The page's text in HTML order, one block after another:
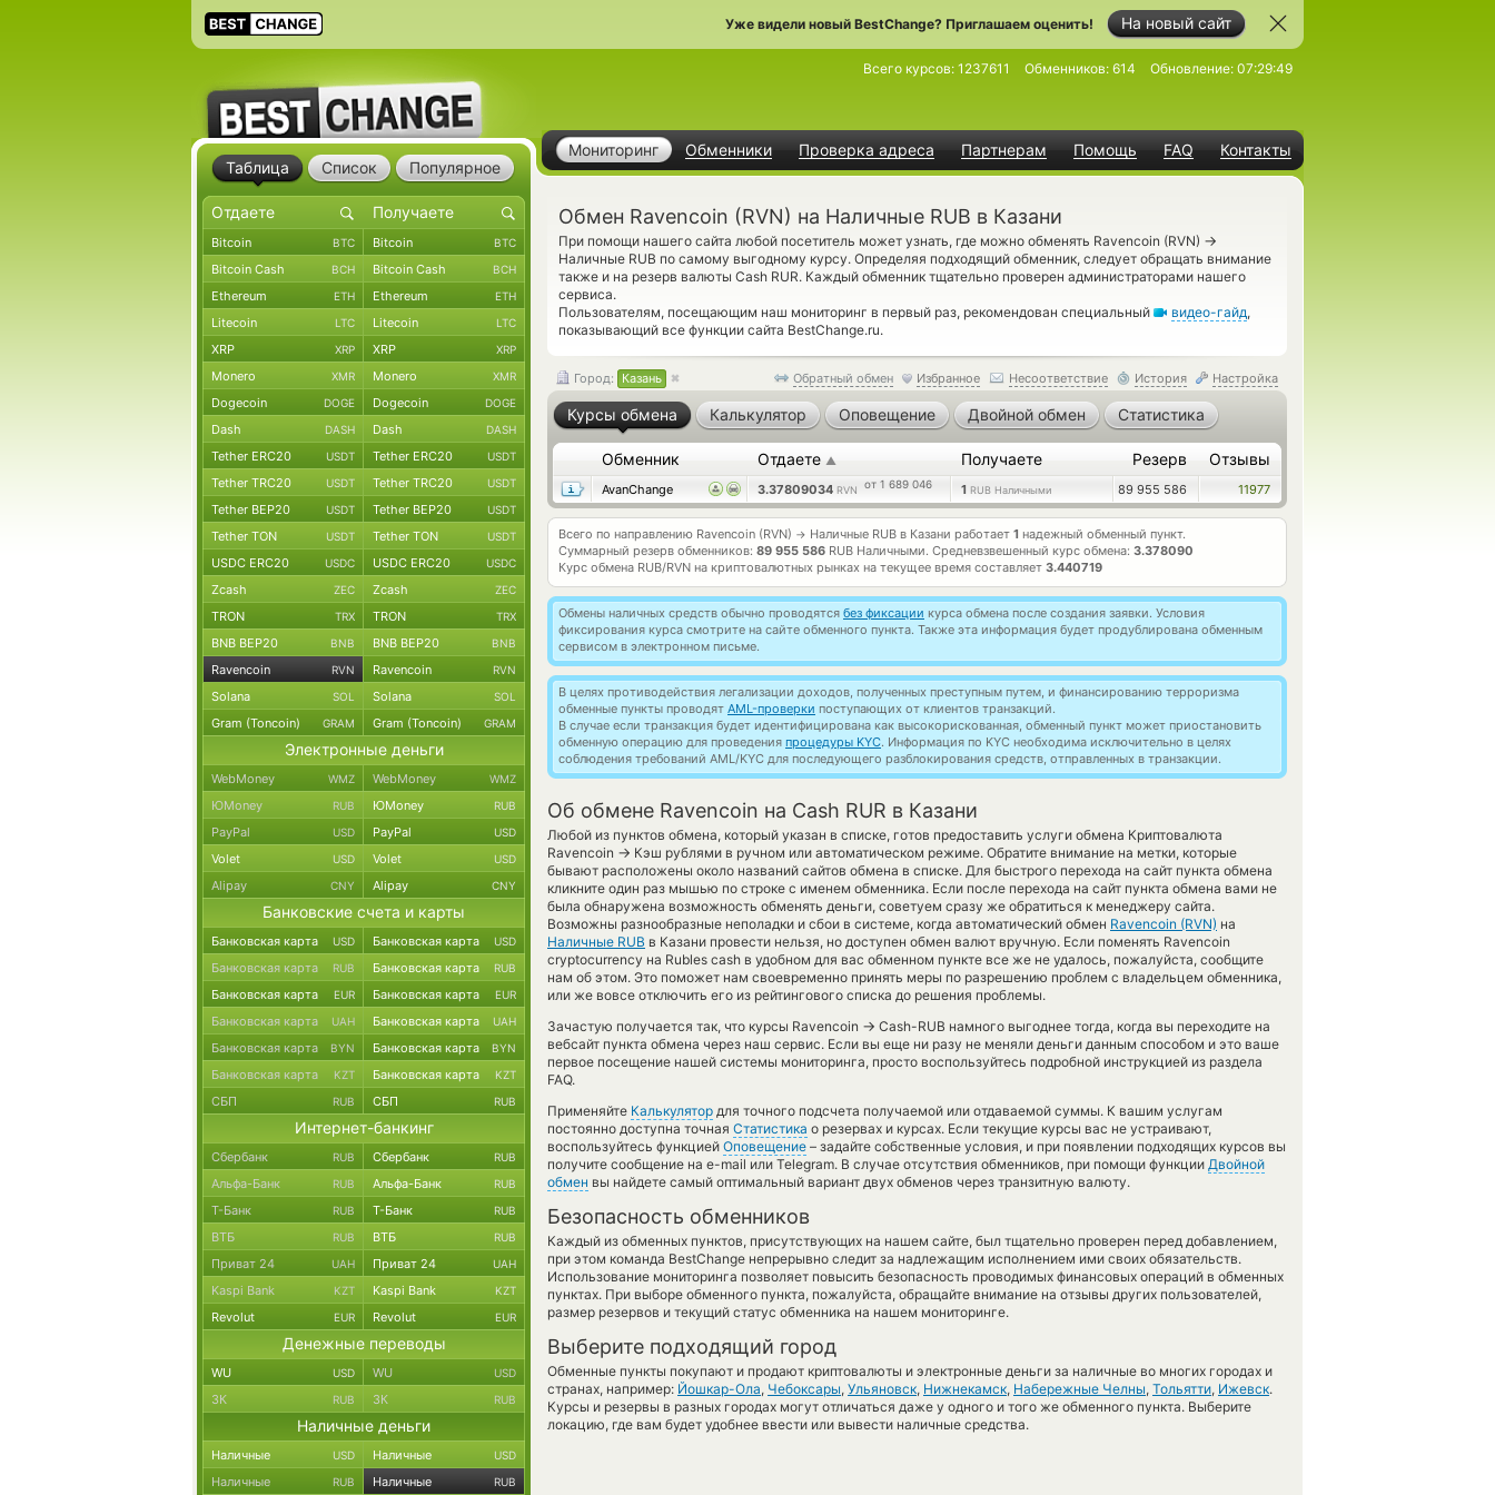
На новый сайт
Уже видели новый BestChange? Приглашаем оценить!
Мониторинг Обменники Проверка адреса Партнерам Помощь FAQ Контакты
Всего курсов: 1237611 Обменников: 614 Обновление: 07:29:49
Обмен Ravencoin (RVN) на Наличные RUB в Казани
При помощи нашего сайта любой посетитель может узнать, где можно обменять Ravencoin (RVN) →
Наличные RUB по самому выгодному курсу. Определяя подходящий обменник, следует обращать внимание
также и на резерв валюты Cash RUR. Каждый обменник тщательно проверен администраторами нашего
сервиса.
Пользователям, посещающим наш мониторинг в первый раз, рекомендован специальный
видео-гайд,
показывающий все функции сайта BestChange.ru.
Обратный обмен Избранное Несоответствие История Настройка
Город: Казань
Курсы обмена Калькулятор Оповещение Двойной обмен Статистика
Обменник Отдаете ▲ Получаете Резерв Отзывы
AvanChange 3.37809034 RVN от 1 689 046 1 RUB Наличными 89 955 586 11977
Всего по направлению Ravencoin (RVN) → Наличные RUB в Казани работает 1 надежный обменный пункт.
Суммарный резерв обменников: 89 955 586 RUB Наличными. Средневзвешенный курс обмена: 3.378090
Курс обмена RUB/RVN на криптовалютных рынках на текущее время составляет 3.440719
Обмены наличных средств обычно проводятся без фиксации курса обмена после создания заявки. Условия
фиксирования курса смотрите на сайте обменного пункта. Также эта информация будет продублирована обменным
сервисом в электронном письме.
В целях противодействия легализации доходов, полученных преступным путем, и финансированию терроризма
обменные пункты проводят AML-проверки поступающих от клиентов транзакций.
В случае если транзакция будет идентифицирована как высокорискованная, обменный пункт может приостановить
обменную операцию для проведения процедуры KYC. Информация по KYC необходима исключительно в целях
соблюдения требований AML/KYC для последующего разблокирования средств, отправленных в транзакции.
Об обмене Ravencoin на Cash RUR в Казани
Любой из пунктов обмена, который указан в списке, готов предоставить услуги обмена Криптовалюта
Ravencoin → Кэш рублями в ручном или автоматическом режиме. Обратите внимание на метки, которые
бывают расположены около названий сайтов обмена в списке. Для быстрого перехода на сайт пункта обмена
кликните один раз мышью по строке с именем обменника. Если после перехода на сайт пункта обмена вами не
была обнаружена возможность обменять деньги, советуем сразу же обратиться к менеджеру сайта.
Возможны разнообразные неполадки и сбои в системе, когда автоматический обмен Ravencoin (RVN) на
Наличные RUB в Казани провести нельзя, но доступен обмен валют вручную. Если поменять Ravencoin
cryptocurrency на Rubles cash в удобном для вас обменном пункте все же не удалось, пожалуйста, сообщите
нам об этом. Это поможет нам своевременно принять меры по разрешению проблем с владельцем обменника,
или же вовсе отключить его из рейтингового списка до решения проблемы.
Зачастую получается так, что курсы Ravencoin → Cash-RUB намного выгоднее тогда, когда вы переходите на
вебсайт пункта обмена через наш сервис. Если вы еще ни разу не меняли деньги данным способом и это ваше
первое посещение нашей системы мониторинга, просто воспользуйтесь подробной инструкцией из раздела
FAQ.
Применяйте Калькулятор для точного подсчета получаемой или отдаваемой суммы. К вашим услугам
постоянно доступна точная Статистика о резервах и курсах. Если текущие курсы вас не устраивают,
воспользуйтесь функцией Оповещение – задайте собственные условия, и при появлении подходящих курсов вы
получите сообщение на e-mail или Telegram. В случае отсутствия обменников, при помощи функции Двойной
обмен вы найдете самый оптимальный вариант двух обменов через транзитную валюту.
Безопасность обменников
Каждый из обменных пунктов, присутствующих на нашем сайте, был тщательно проверен перед добавлением,
при этом команда BestChange непрерывно следит за надлежащим исполнением ими своих обязательств.
Использование мониторинга позволяет повысить безопасность проводимых финансовых операций в обменных
пунктах. При выборе обменного пункта, пожалуйста, обращайте внимание на отзывы других пользователей,
размер резервов и текущий статус обменника на нашем мониторинге.
Выберите подходящий город
Обменные пункты покупают и продают криптовалюты и электронные деньги за наличные во многих городах и
странах, например: Йошкар-Ола, Чебоксары, Ульяновск, Нижнекамск, Набережные Челны, Тольятти, Ижевск.
Курсы и резервы в разных городах могут отличаться даже у одного и того же обменного пункта. Выберите
локацию, где вам будет удобнее ввести или вывести наличные средства.
Таблица Список Популярное
Bitcoin BTC Bitcoin BTC
Bitcoin Cash BCH Bitcoin Cash BCH
Ethereum ETH Ethereum ETH
Litecoin LTC Litecoin LTC
XRP XRP XRP XRP
Monero XMR Monero XMR
Dogecoin DOGE Dogecoin DOGE
Dash DASH Dash DASH
Tether ERC20 USDT Tether ERC20 USDT
Tether TRC20 USDT Tether TRC20 USDT
Tether BEP20 USDT Tether BEP20 USDT
Tether TON USDT Tether TON USDT
USDC ERC20 USDC USDC ERC20 USDC
Zcash ZEC Zcash ZEC
TRON TRX TRON TRX
BNB BEP20 BNB BNB BEP20 BNB
Ravencoin RVN Ravencoin RVN
Solana SOL Solana SOL
Gram (Toncoin) GRAM Gram (Toncoin) GRAM
Электронные деньги
WebMoney WMZ WebMoney WMZ
ЮMoney RUB ЮMoney RUB
PayPal USD PayPal USD
Volet USD Volet USD
Alipay CNY Alipay CNY
Банковские счета и карты
Банковская карта USD Банковская карта USD
Банковская карта RUB Банковская карта RUB
Банковская карта EUR Банковская карта EUR
Банковская карта UAH Банковская карта UAH
Банковская карта BYN Банковская карта BYN
Банковская карта KZT Банковская карта KZT
СБП RUB СБП RUB
Интернет-банкинг
Сбербанк RUB Сбербанк RUB
Альфа-Банк RUB Альфа-Банк RUB
Т-Банк RUB Т-Банк RUB
ВТБ RUB ВТБ RUB
Приват 24 UAH Приват 24 UAH
Kaspi Bank KZT Kaspi Bank KZT
Revolut EUR Revolut EUR
Денежные переводы
WU USD WU USD
ЗК RUB ЗК RUB
Наличные деньги
Наличные USD Наличные USD
Наличные RUB Наличные RUB